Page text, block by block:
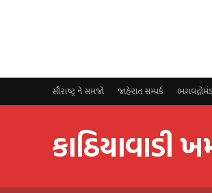
સૌરાષ્ટ્ર ને સમજો જાહેરાત સમ્પર્ક
કાઠિયાવાડી